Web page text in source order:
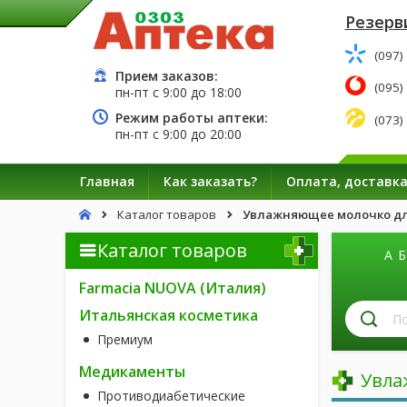
Прием заказов:
пн-пт с9:00 до 18:00
Режим работы аптеки:
пн-пт с9:00 до 20:00
(097)
(095)
(073)
Главная Как заказать? Оплата, доставка
Каталог товаров Увлажняющее молочко
Каталог товаров
Farmacia NUOVA (Италия)
Итальянская косметика
Премиум
Медикаменты
Противодиабетические
А Б